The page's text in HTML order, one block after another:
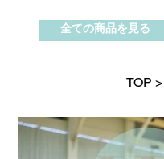
全ての商品を見る
TOP >